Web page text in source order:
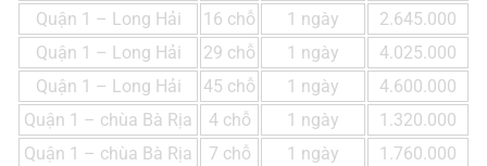
Quận 1 – Long Hải
16 chỗ 1 ngày
2.645.000
Quận 1 – Long Hải
29 chỗ 1 ngày
4.025.000
Quận 1 – Long Hải
45 chỗ 1 ngày
4.600.000
Quận 1 – chùa Bà Rịa
4 chỗ 1 ngày
1.320.000
Quận 1 – chùa Bà Rịa
7 chỗ 1 ngày
1.760.000